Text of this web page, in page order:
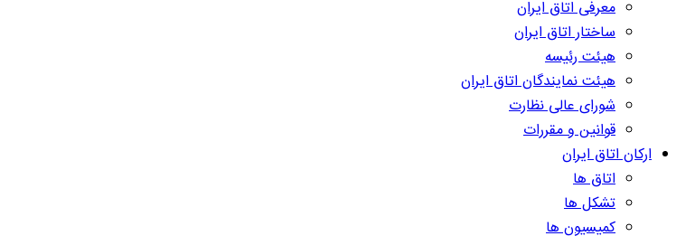
معرفی اتاق ایران
ساختار اتاق ایران
هیئت رئیسه
هیئت نمایندگان اتاق ایران
شورای عالی نظارت
قوانین و مقررات
ارکان اتاق ایران
اتاق ها
تشکل ها
کمیسیون ها